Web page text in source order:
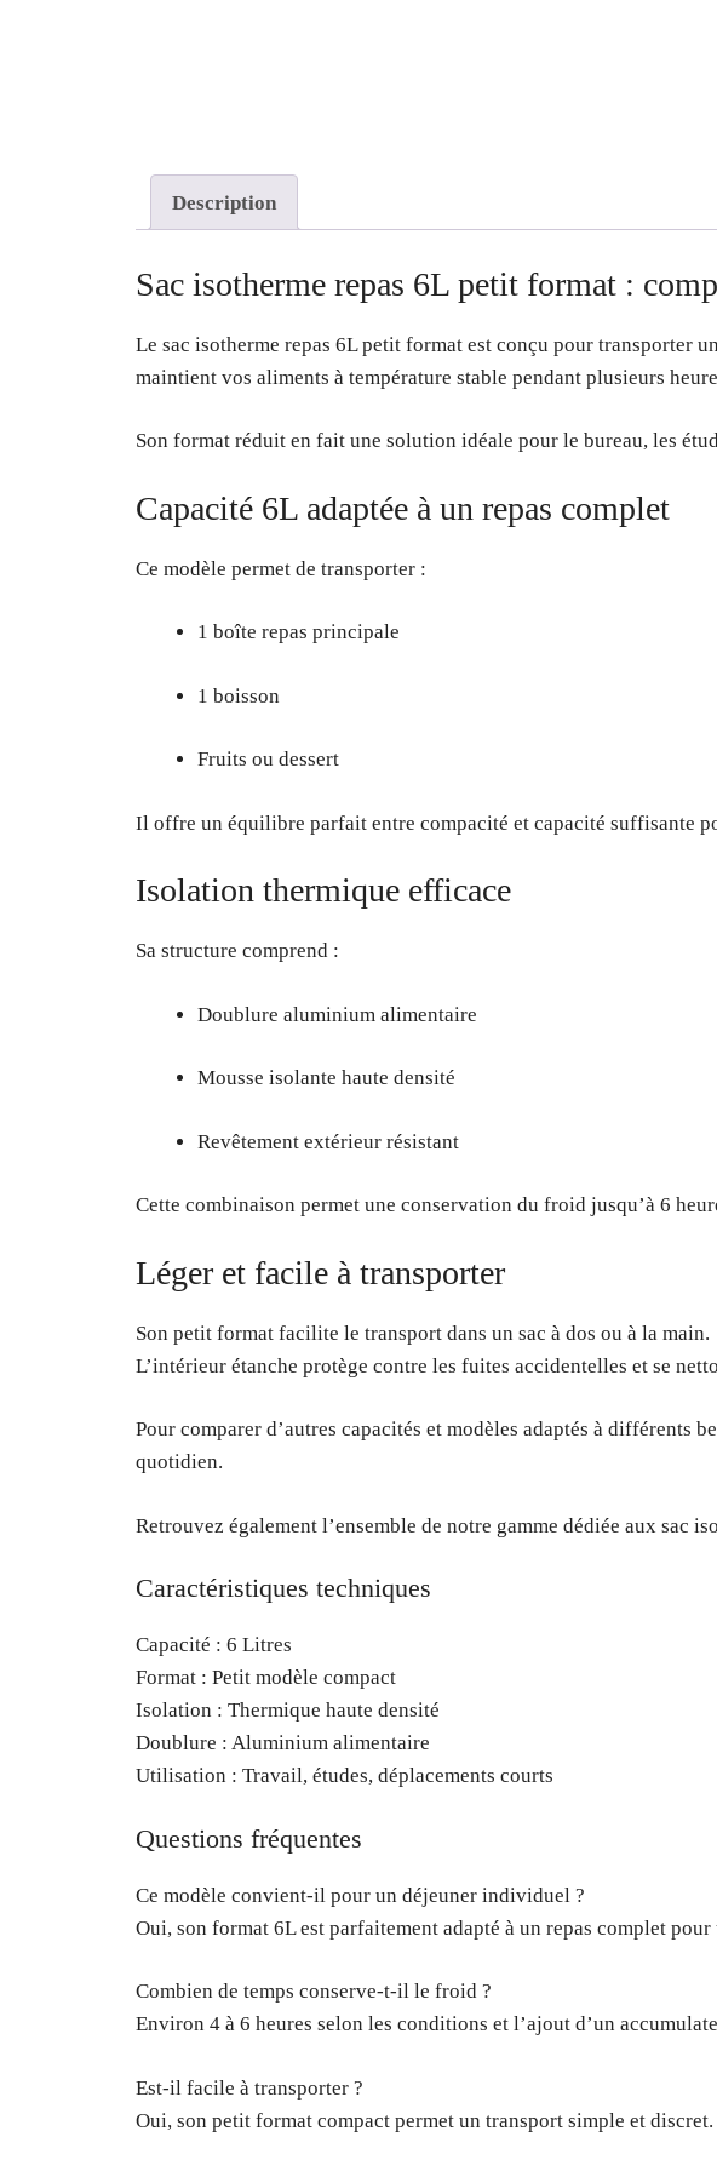
Description
Sac isotherme repas 6L petit format :
Le sac isotherme repas 6L petit format est conçu pour transporter
maintient vos aliments à température stable pendant plusieurs
Son format réduit en fait une solution idéale pour le bureau, les
Capacité 6L adaptée à un repas complet
Ce modèle permet de transporter :
1 boîte repas principale
1 boisson
Fruits ou dessert
Il offre un équilibre parfait entre compacité et capacité suffisante
Isolation thermique efficace
Sa structure comprend :
Doublure aluminium alimentaire
Mousse isolante haute densité
Revêtement extérieur résistant
Cette combinaison permet une conservation du froid jusqu’à 6
Léger et facile à transporter
Son petit format facilite le transport dans un sac à dos ou à la main.
L’intérieur étanche protège contre les fuites accidentelles et se
Pour comparer d’autres capacités et modèles adaptés à différents
quotidien.
Retrouvez également l’ensemble de notre gamme dédiée aux sac
Caractéristiques techniques
Capacité : 6 Litres
Format : Petit modèle compact
Isolation : Thermique haute densité
Doublure : Aluminium alimentaire
Utilisation : Travail, études, déplacements courts
Questions fréquentes
Ce modèle convient-il pour un déjeuner individuel ?
Oui, son format 6L est parfaitement adapté à un repas complet pour
Combien de temps conserve-t-il le froid ?
Environ 4 à 6 heures selon les conditions et l’ajout d’un
Est-il facile à transporter ?
Oui, son petit format compact permet un transport simple et discret.